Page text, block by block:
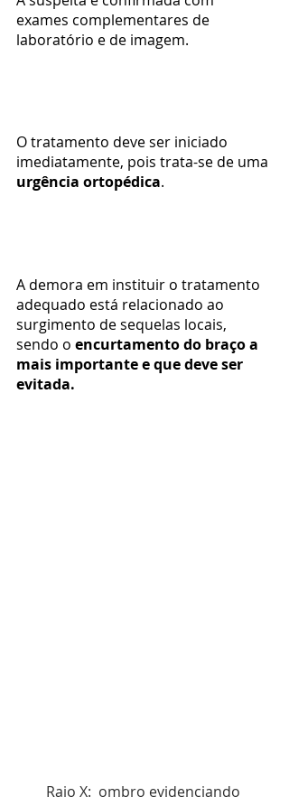
exames complementares de
laboratório e de imagem.
O tratamento deve ser iniciado
imediatamente, pois trata-se de uma
urgência ortopédica.
A demora em instituir o tratamento
adequado está relacionado ao
surgimento de sequelas locais,
sendo o encurtamento do braço a
mais importante e que deve ser
evitada.
Raio X:  ombro evidenciando